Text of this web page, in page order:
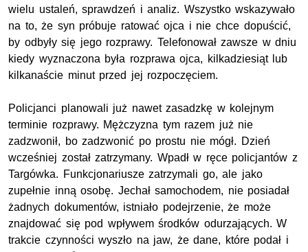
wielu ustaleń, sprawdzeń i analiz. Wszystko wskazywało
na to, że syn próbuje ratować ojca i nie chce dopuścić,
by odbyły się jego rozprawy. Telefonował zawsze w dniu
kiedy wyznaczona była rozprawa ojca, kilkadziesiąt lub
kilkanaście minut przed jej rozpoczęciem.
Policjanci planowali już nawet zasadzkę w kolejnym
terminie rozprawy. Mężczyzna tym razem już nie
zadzwonił, bo zadzwonić po prostu nie mógł. Dzień
wcześniej został zatrzymany. Wpadł w ręce policjantów z
Targówka. Funkcjonariusze zatrzymali go, ale jako
zupełnie inną osobę. Jechał samochodem, nie posiadał
żadnych dokumentów, istniało podejrzenie, że może
znajdować się pod wpływem środków odurzających. W
trakcie czynności wyszło na jaw, że dane, które podał i